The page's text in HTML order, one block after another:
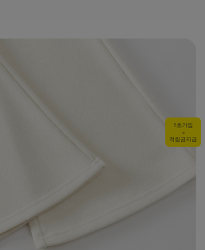
1초가입
+
적립금지급